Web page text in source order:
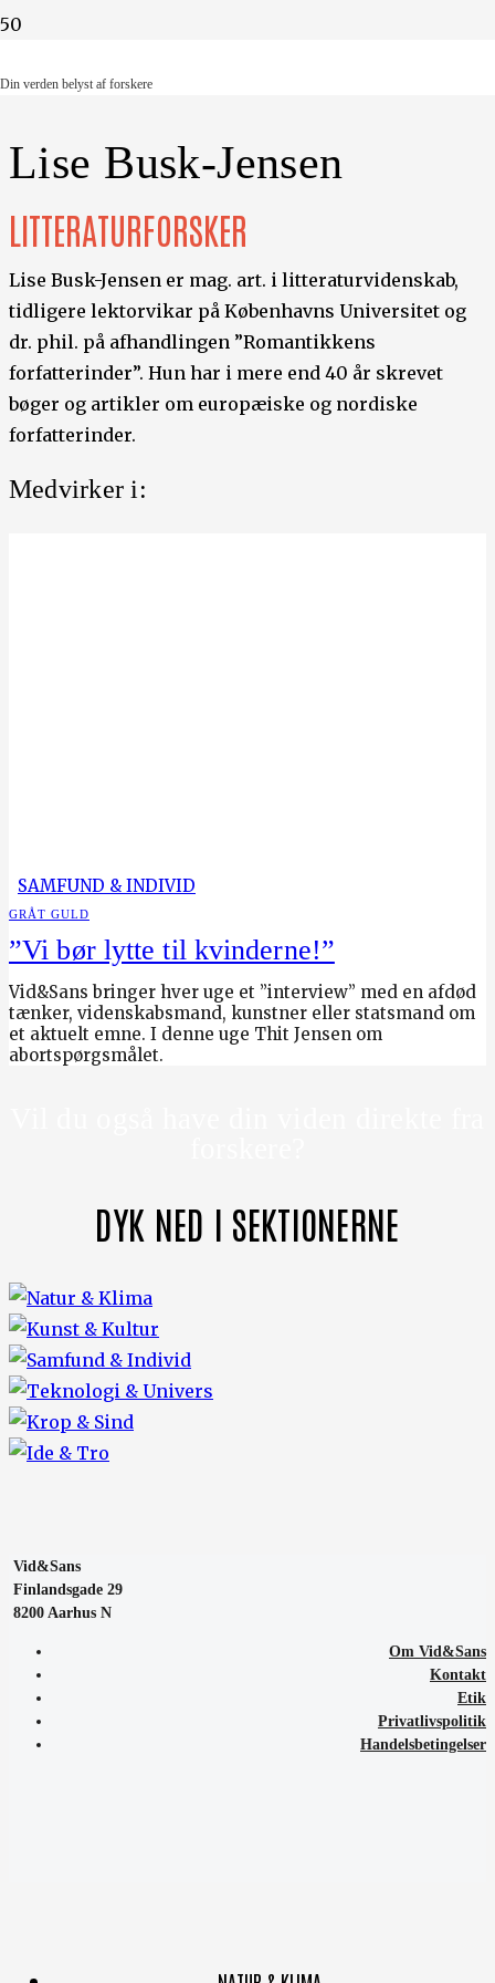
Din verden belyst af forskere
Lise Busk-Jensen
LITTERATURFORSKER
Lise Busk-Jensen er mag. art. i litteraturvidenskab,
tidligere lektorvikar på Københavns Universitet og
dr. phil. på afhandlingen ”Romantikkens
forfatterinder”. Hun har i mere end 40 år skrevet
bøger og artikler om europæiske og nordiske
forfatterinder.
Medvirker i:
SAMFUND & INDIVID
GRÅT GULD
”Vi bør lytte til kvinderne!”
Vid&Sans bringer hver uge et ”interview” med en afdød
tænker, videnskabsmand, kunstner eller statsmand om
et aktuelt emne. I denne uge Thit Jensen om
abortspørgsmålet.
DYK NED I SEKTIONERNE
Vid&Sans
Finlandsgade 29
8200 Aarhus N
Om Vid&Sans
Kontakt
Etik
Privatlivspolitik
Handelsbetingelser